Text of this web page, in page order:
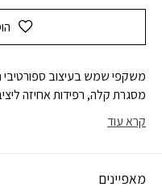
משקפי שמש בעיצוב ספורטיבי
מסגרת קלה, רפידות אחיזה
מלאה לעיניים (UV400), עם עמידות בפני פגיעות בשימוש יומיומי.
קרא עוד
מאפיינים